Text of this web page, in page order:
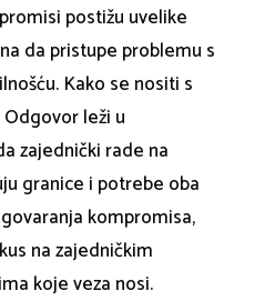
postižu uvelike
da pristupe problemu s
Kako se nositi s
leži u
zajednički rade na
granice i potrebe oba
kompromisa,
na zajedničkim
koje veza nosi.